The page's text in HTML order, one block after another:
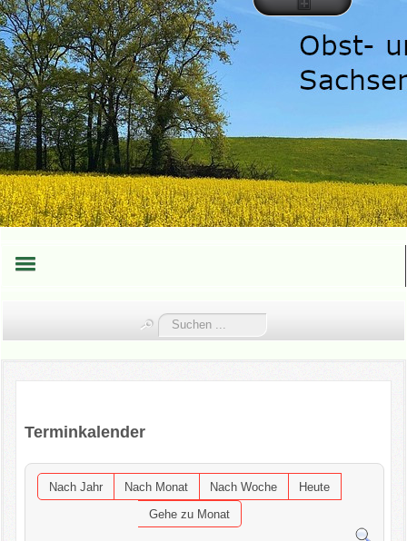
OGV INFOBRIEFE
UNSER VEREIN
Suchen
...
Terminkalender
Nach Jahr Nach Monat Nach Woche
Heute
Gehe zu Monat